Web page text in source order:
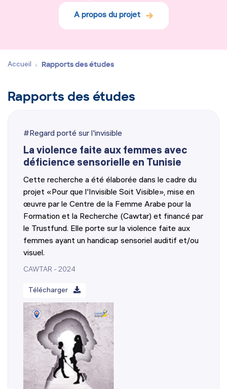
A propos du projet
Accueil Rapports des études
Rapports des études
#Regard porté sur l'invisible
La violence faite aux femmes avec
déficience sensorielle en Tunisie
Cette recherche a été élaborée dans le cadre du
projet «Pour que l'Invisible Soit Visible», mise en
œuvre par le Centre de la Femme Arabe pour la
Formation et la Recherche (Cawtar) et financé par
le Trustfund. Elle porte sur la violence faite aux
femmes ayant un handicap sensoriel auditif et/ou
visuel.
CAWTAR - 2024
Télécharger